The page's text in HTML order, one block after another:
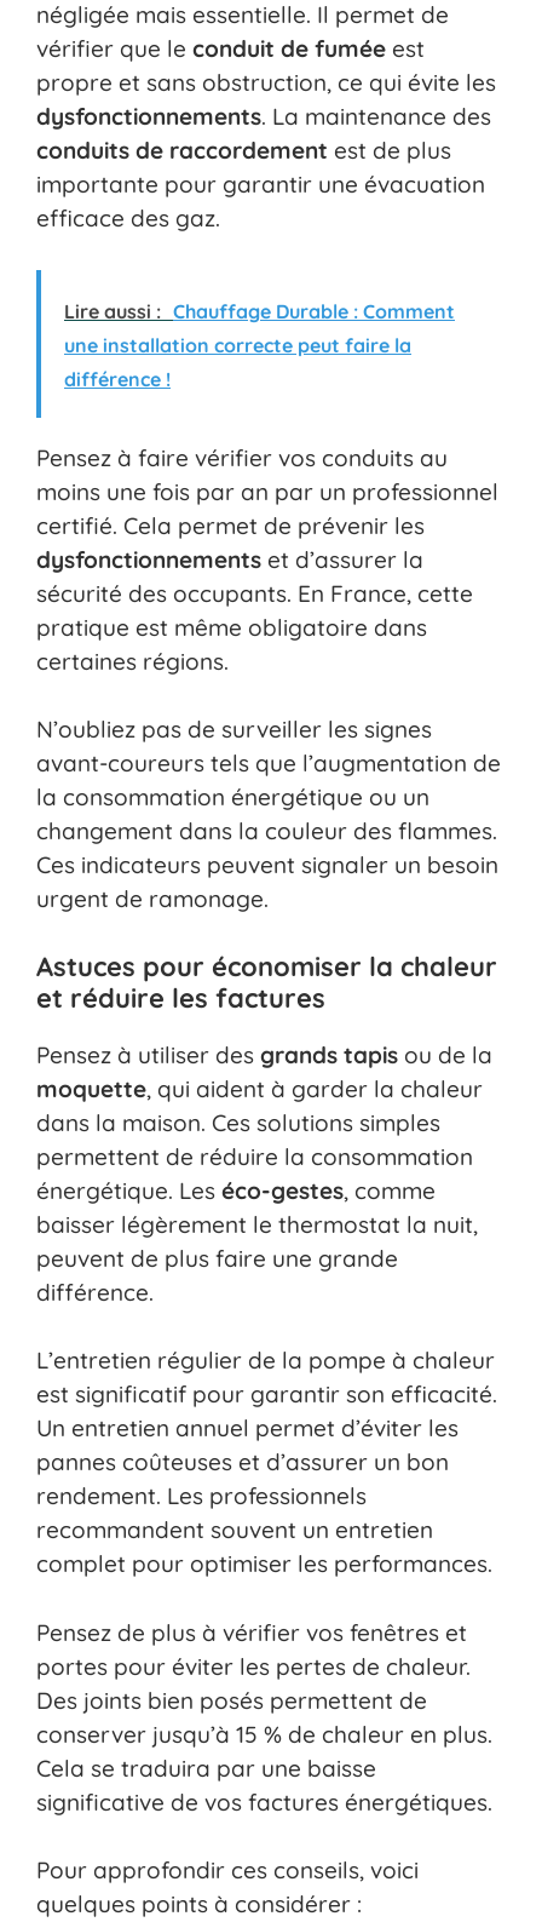
négligée mais essentielle. Il permet de
vérifier que le conduit de fumée est
propre et sans obstruction, ce qui évite les
dysfonctionnements. La maintenance des
conduits de raccordement est de plus
importante pour garantir une évacuation
efficace des gaz.
Lire aussi : Chauffage Durable : Comment
une installation correcte peut faire la
différence !
Pensez à faire vérifier vos conduits au
moins une fois par an par un professionnel
certifié. Cela permet de prévenir les
dysfonctionnements et d’assurer la
sécurité des occupants. En France, cette
pratique est même obligatoire dans
certaines régions.
N’oubliez pas de surveiller les signes
avant-coureurs tels que l’augmentation de
la consommation énergétique ou un
changement dans la couleur des flammes.
Ces indicateurs peuvent signaler un besoin
urgent de ramonage.
Astuces pour économiser la chaleur
et réduire les factures
Pensez à utiliser des grands tapis ou de la
moquette, qui aident à garder la chaleur
dans la maison. Ces solutions simples
permettent de réduire la consommation
énergétique. Les éco-gestes, comme
baisser légèrement le thermostat la nuit,
peuvent de plus faire une grande
différence.
L’entretien régulier de la pompe à chaleur
est significatif pour garantir son efficacité.
Un entretien annuel permet d’éviter les
pannes coûteuses et d’assurer un bon
rendement. Les professionnels
recommandent souvent un entretien
complet pour optimiser les performances.
Pensez de plus à vérifier vos fenêtres et
portes pour éviter les pertes de chaleur.
Des joints bien posés permettent de
conserver jusqu’à 15 % de chaleur en plus.
Cela se traduira par une baisse
significative de vos factures énergétiques.
Pour approfondir ces conseils, voici
quelques points à considérer :